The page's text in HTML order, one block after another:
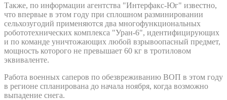
Также, по информации агентства "Интерфакс-Юг" известно,
что впервые в этом году при сплошном разминировании
сельхозугодий применяются два многофункциональных
робототехнических комплекса "Уран-6", идентифицирующих
и по команде уничтожающих любой взрывоопасный предмет,
мощность которого не превышает 60 кг в тротиловом
эквиваленте.
Работа военных саперов по обезвреживанию ВОП в этом году
в регионе спланирована до начала ноября, когда возможно
выпадение снега.